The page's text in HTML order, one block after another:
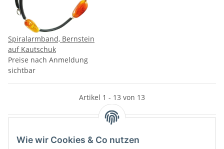
Wie wir Cookies & Co nutzen
Spiralarmband, Bernstein
auf Kautschuk
Preise nach Anmeldung
sichtbar
Artikel 1 - 13 von 13